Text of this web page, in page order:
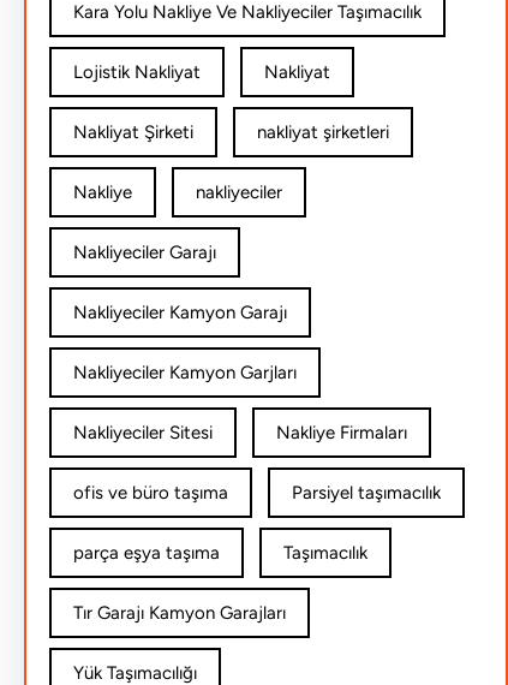
Kara Yolu Nakliye Ve Nakliyeciler Taşımacılık
Lojistik Nakliyat Nakliyat
Nakliyat Şirketi nakliyat şirketleri
Nakliye nakliyeciler
Nakliyeciler Garajı
Nakliyeciler Kamyon Garajı
Nakliyeciler Kamyon Garjları
Nakliyeciler Sitesi Nakliye Firmaları
ofis ve büro taşıma Parsiyel taşımacılık
parça eşya taşıma Taşımacılık
Tır Garajı Kamyon Garajları
Yük Taşımacılığı